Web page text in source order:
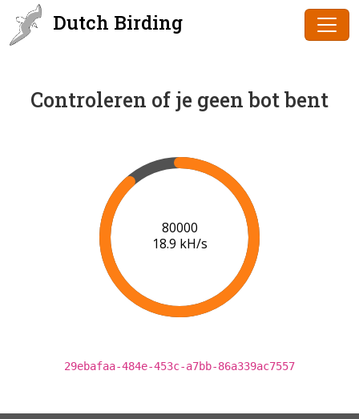
Dutch Birding
Controleren of je geen bot bent
81000
18.7 kH/s
29ebafaa-484e-453c-a7bb-86a339ac7557